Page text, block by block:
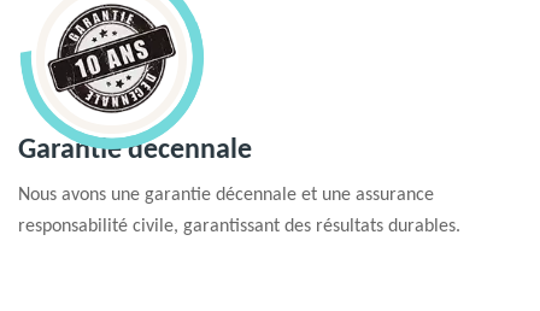
Garantie decennale
Nous avons une garantie décennale et une assurance
responsabilité civile, garantissant des résultats durables.